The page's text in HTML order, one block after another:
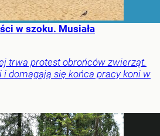
w szoku. Musiała
trwa protest obrońców zwierząt.
domagają się końca pracy koni w